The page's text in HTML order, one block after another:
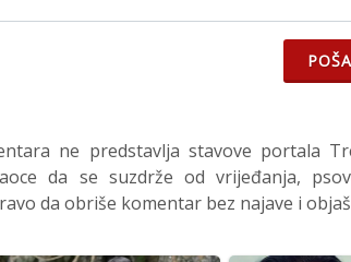
ne predstavlja stavove portala
da se suzdrže od vrijeđanja,
da obriše komentar bez najave i